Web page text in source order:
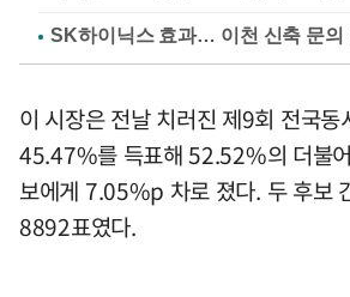
이 시장은 전날 치러진 제9회 전국동
45.47%를 득표해 52.52%의 더불
보에게 7.05%p 차로 졌다. 두 후보
8892표였다.